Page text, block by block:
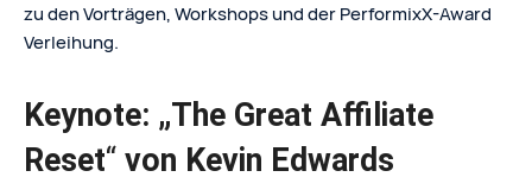
zu den Vorträgen, Workshops und der PerformixX-Award
Verleihung.
Keynote: „The Great Affiliate
Reset“ von Kevin Edwards